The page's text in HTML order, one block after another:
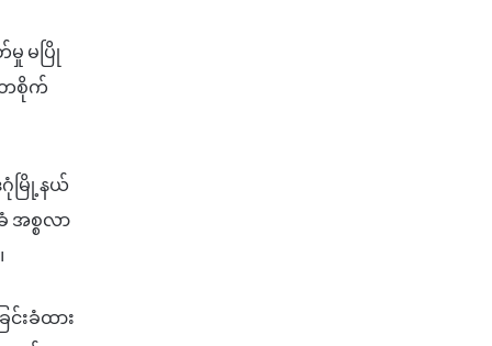
မပြို
စိုက်
ဂုံမြို့နယ်
အစ္စလာ
င်းခံထား